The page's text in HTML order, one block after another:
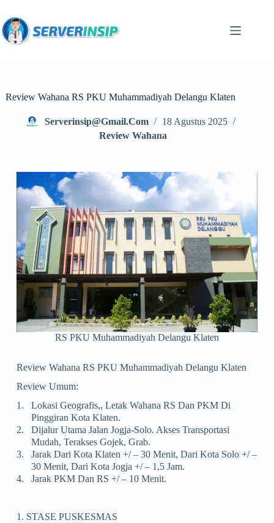
Review Wahana RS PKU Muhammadiyah Delangu Klaten
Serverinsip@gmail.com
18 Agustus 2025
Review Wahana
RS PKU Muhammadiyah Delangu Klaten
Review Wahana RS PKU Muhammadiyah Delangu Klaten
Review Umum:
1.
Lokasi Geografis,, Letak Wahana RS Dan PKM Di
Pinggiran Kota Klaten.
2.
Dijalur Utama Jalan Jogja-Solo. Akses Transportasi
Mudah, Terakses Gojek, Grab.
3.
Jarak Dari Kota Klaten +/ – 30 Menit, Dari Kota Solo +/ –
30 Menit, Dari Kota Jogja +/ – 1,5 Jam.
4.
Jarak PKM Dan RS +/ – 10 Menit.
1. STASE PUSKESMAS